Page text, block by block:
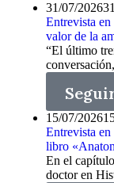
31/07/2026
Entrevista
valor de la
“El último
15/07/2026
Entrevista
libro
En el
doctor en